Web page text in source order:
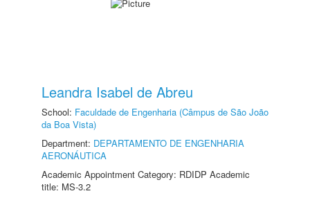
Leandra Isabel de Abreu
School: Faculdade de Engenharia (Câmpus de São João
da Boa Vista)
Department: DEPARTAMENTO DE ENGENHARIA
AERONÁUTICA
Academic Appointment Category: RDIDP Academic
title: MS-3.2